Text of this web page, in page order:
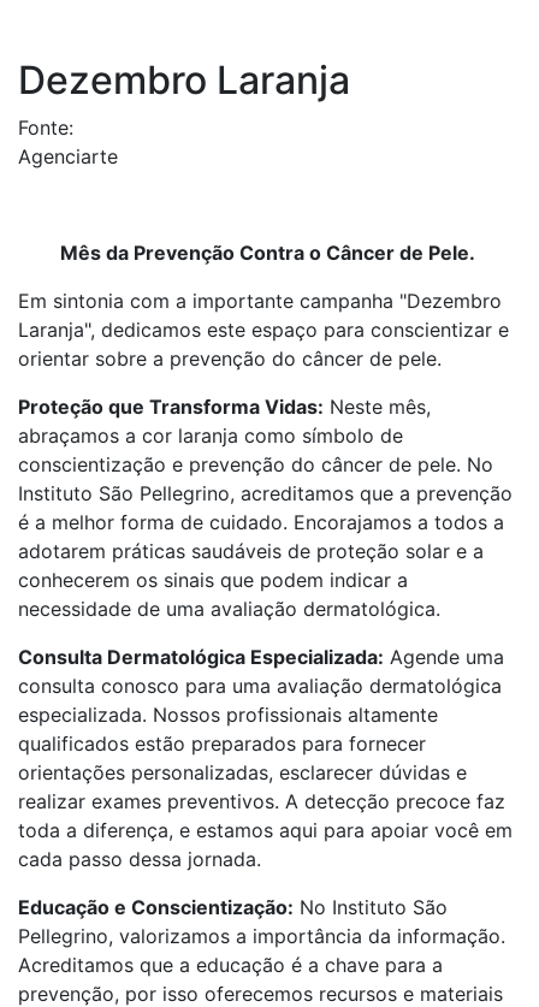
Dezembro Laranja
Fonte:
Agenciarte
Mês da Prevenção Contra o Câncer de Pele.
Em sintonia com a importante campanha "Dezembro
Laranja", dedicamos este espaço para conscientizar e
orientar sobre a prevenção do câncer de pele.
Proteção que Transforma Vidas: Neste mês,
abraçamos a cor laranja como símbolo de
conscientização e prevenção do câncer de pele. No
Instituto São Pellegrino, acreditamos que a prevenção
é a melhor forma de cuidado. Encorajamos a todos a
adotarem práticas saudáveis de proteção solar e a
conhecerem os sinais que podem indicar a
necessidade de uma avaliação dermatológica.
Consulta Dermatológica Especializada: Agende uma
consulta conosco para uma avaliação dermatológica
especializada. Nossos profissionais altamente
qualificados estão preparados para fornecer
orientações personalizadas, esclarecer dúvidas e
realizar exames preventivos. A detecção precoce faz
toda a diferença, e estamos aqui para apoiar você em
cada passo dessa jornada.
Educação e Conscientização: No Instituto São
Pellegrino, valorizamos a importância da informação.
Acreditamos que a educação é a chave para a
prevenção, por isso oferecemos recursos e materiais